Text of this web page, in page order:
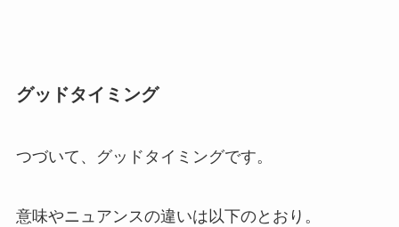
グッドタイミング
つづいて、グッドタイミングです。
意味やニュアンスの違いは以下のとおり。